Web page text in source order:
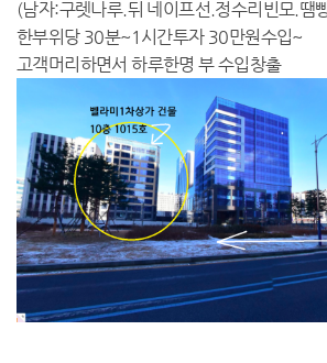
(남자:구렛나루.뒤 네이프선.정수리빈모.땜
한부위당 30분~1시간투자 30만원수입~
고객머리하면서 하루한명 부 수입창출